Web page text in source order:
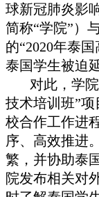
球新冠肺炎影
简称“学院”）
的“2020年泰
泰国学生被迫
对此，学院
技术培训班”
校合作工作进
序、高效推进
繁，并协助泰
院发布相关对